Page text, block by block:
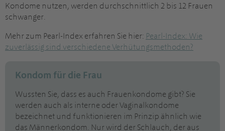
Kondome nutzen, werden durchschnittlich 2 bis 12 Frauen
schwanger.
Mehr zum Pearl-Index erfahren Sie hier: Pearl-Index: Wie
zuverlässig sind verschiedene Verhütungsmethoden?
Kondom für die Frau
Wussten Sie, dass es auch Frauenkondome gibt? Sie
werden auch als interne oder Vaginalkondome
bezeichnet und funktionieren im Prinzip ähnlich wie
das Männerkondom. Nur wird der Schlauch, der aus